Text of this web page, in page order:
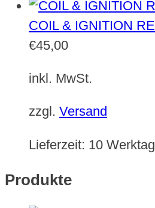
COIL & IGNITION
€45,00
inkl. MwSt.
zzgl. Versand
Lieferzeit: 10
Produkte